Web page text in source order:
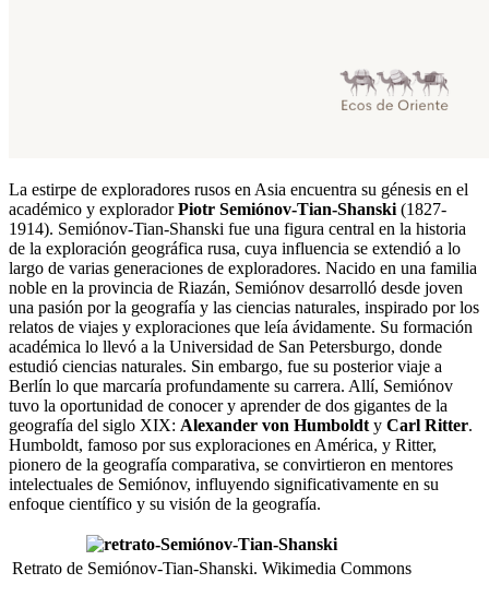
La estirpe de exploradores rusos en Asia encuentra su génesis en el
académico y exploradorPiotr Semiónov-Tian-Shanski (1827-
1914). Semiónov-Tian-Shanski fue una figura central en la historia
de la exploración geográfica rusa, cuya influencia se extendió a lo
largo de varias generaciones de exploradores. Nacido en una familia
noble en la provincia de Riazán, Semiónov desarrolló desde joven
una pasión por la geografía y las ciencias naturales, inspirado por los
relatos de viajes y exploraciones que leía ávidamente. Su formación
académica lo llevó a la Universidad de San Petersburgo, donde
estudió ciencias naturales. Sin embargo, fue su posterior viaje a
Berlín lo que marcaría profundamente su carrera. Allí, Semiónov
tuvo la oportunidad de conocer y aprender de dos gigantes de la
geografía del siglo XIX: Alexander von Humboldt y Carl Ritter.
Humboldt, famoso por sus exploraciones en América, y Ritter,
pionero de la geografía comparativa, se convirtieron en mentores
intelectuales de Semiónov, influyendo significativamente en su
enfoque científico y su visión de la geografía.
Retrato de Semiónov-Tian-Shanski. Wikimedia Commons